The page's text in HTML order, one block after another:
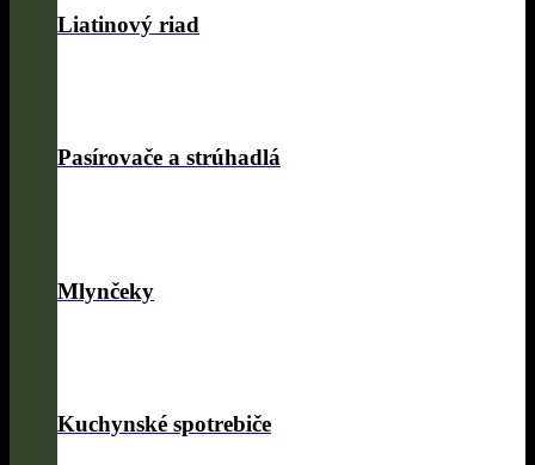
Liatinový riad
Pasírovače a strúhadlá
Mlynčeky
Kuchynské spotrebiče